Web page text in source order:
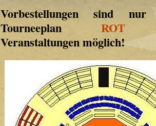
Vorbestellungen sind
Tourneeplan ROT
Veranstaltungen möglich!